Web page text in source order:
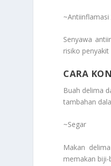
~Antiinflamasi
Senyawa
risiko
CARA
Buah delima
tambahan
~Segar
Makan
memakan biji-